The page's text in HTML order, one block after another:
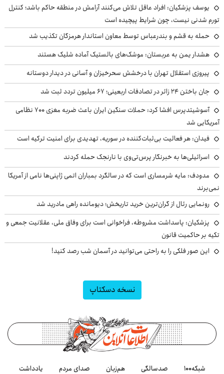
یوسف پزشکیان: افراد عاقل تلاش می‌کنند آرامش در منطقه حاکم باشد؛ کنترل
تورم شدنی نیست، چون شرایط پیچیده است
حمله به قشم و بندرعباس توسط معاون استاندار هرمزگان تکذیب شد
هشدار یمن به عربستان: موشک‌های بالستیک آماده شلیک هستند
پیروزی استقلال تهران با درخشش سحرخیزان و آسانی در دیدار دوستانه
جان باختن ۲۴ زائر در تصادفات اربعینی؛ ۶۷ میلیون تردد ثبت شد
آسوشیتدپرس افشا کرد: حملات سنگین ایران باعث ضربه مغزی ۷۰۰ نظامی
آمریکایی شد
فیدان: هر فعالیت بی‌ثبات‌کننده در سوریه، تهدیدی برای امنیت ترکیه است
اسرائیلی‌ها به خبرنگار پرس‌تی‌وی با نارنجک حمله کردند
مدودف: مایه شرمساری است که در سالگرد بمباران اتمی ژاپنی‌ها نامی از آمریکا
نمی‌برند
رونمایی رئال از گران‌ترین خرید تاریخش؛ دیومانده راهی مادرید شد
پزشکیان: پاسداشت مشروطه، فراخوانی است برای وفاق ملی، عقلانیت جمعی و
تکیه بر حاکمیت قانون
این صور فلکی را به راحتی می‌توانید در آسمان شب رصد کنید!
نسخه دسکتاپ
شبکه۱۰۰ صدسالگی هم‌زبان صدای مردم یادداشت